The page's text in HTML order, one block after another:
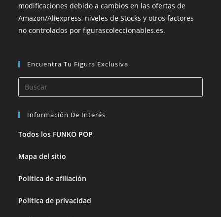
modificaciones debido a cambios en las ofertas de
Amazon/Aliexpress, niveles de Stocks y otros factores
no controlados por figurascoleccionables.es.
Encuentra Tu Figura Exclusiva
Información De Interés
Todos los FUNKO POP
Mapa del sitio
Política de afiliación
Política de privacidad